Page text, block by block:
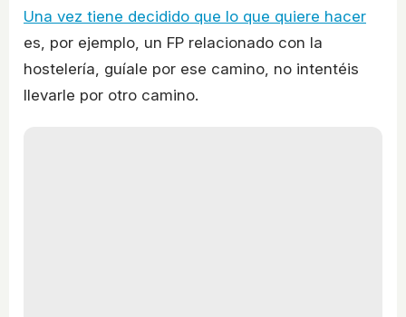
Una vez tiene decidido que lo que quiere hacer
es, por ejemplo, un FP relacionado con la
hostelería, guíale por ese camino, no intentéis
llevarle por otro camino.